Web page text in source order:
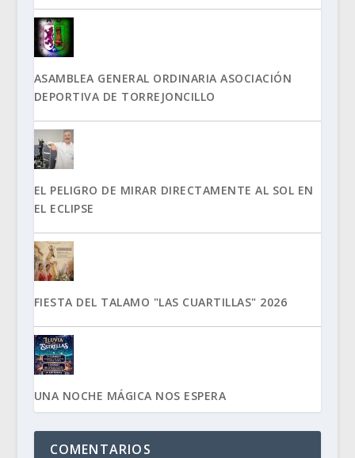
ASAMBLEA GENERAL ORDINARIA ASOCIACIÓN
DEPORTIVA DE TORREJONCILLO
EL PELIGRO DE MIRAR DIRECTAMENTE AL SOL EN
EL ECLIPSE
FIESTA DEL TALAMO "LAS CUARTILLAS" 2026
UNA NOCHE MÁGICA NOS ESPERA
COMENTARIOS